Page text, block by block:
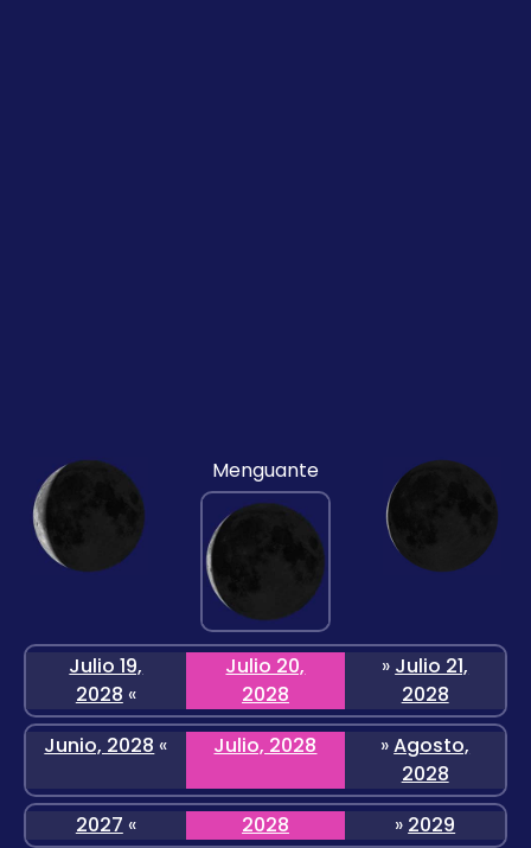
Menguante
Julio 19,
2028 «
Julio 20,
2028
» Julio 21,
2028
Junio, 2028 « Julio, 2028 »Agosto,
2028
2027 « 2028 » 2029